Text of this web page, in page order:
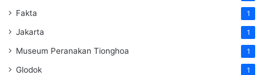
Fakta 1
Jakarta 1
Museum Peranakan Tionghoa 1
Glodok 1